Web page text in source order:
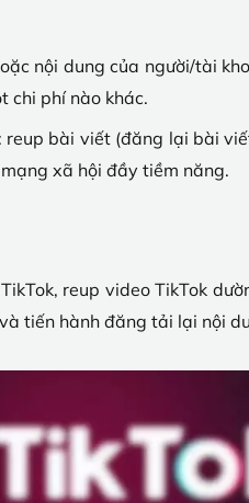
nội dung của người/tài
chi phí nào khác.
bài viết (đăng lại bài
xã hội đầy tiềm năng.
reup video TikTok
tiến hành đăng tải lại nội